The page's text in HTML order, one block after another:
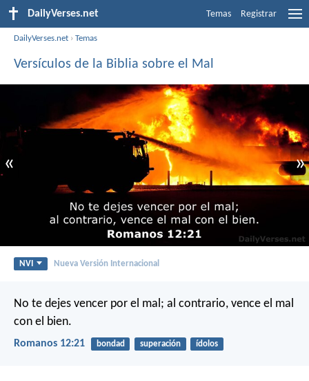
DailyVerses.net Temas Registrar
DailyVerses.net ›Temas
Versículos de la Biblia sobre el Mal
« »
NVI Nueva Versión Internacional
No te dejes vencer por el mal; al contrario, vence el mal
con el bien.
Romanos 12:21 bondad superación ídolos